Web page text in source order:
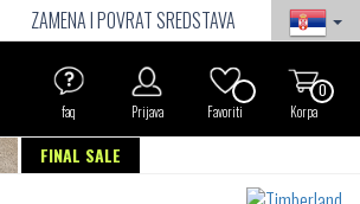
ZAMENA I POVRAT SREDSTAVA
0
Korpa
Favoriti
Prijava
faq
FINAL SALE